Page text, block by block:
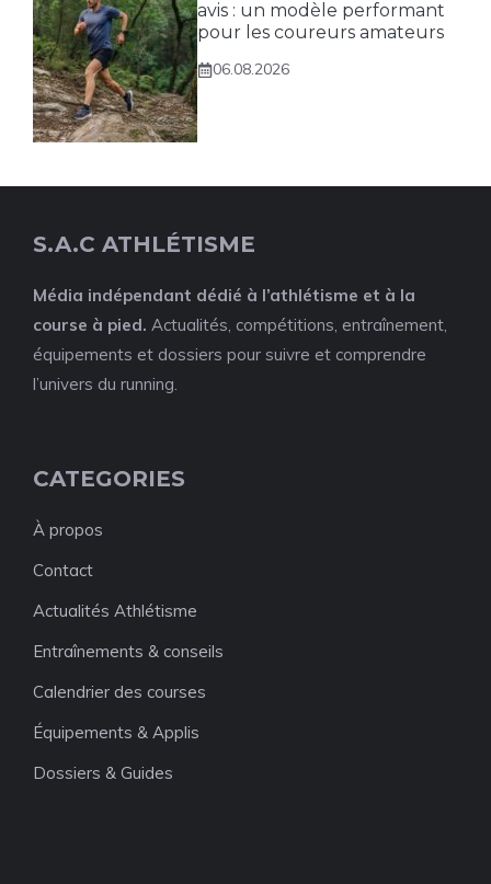
avis : un modèle performant
pour les coureurs amateurs
06.08.2026
S.A.C ATHLÉTISME
Média indépendant dédié à l’athlétisme et à la
course à pied. Actualités, compétitions, entraînement,
équipements et dossiers pour suivre et comprendre
l’univers du running.
CATEGORIES
À propos
Contact
Actualités Athlétisme
Entraînements & conseils
Calendrier des courses
Équipements & Applis
Dossiers & Guides